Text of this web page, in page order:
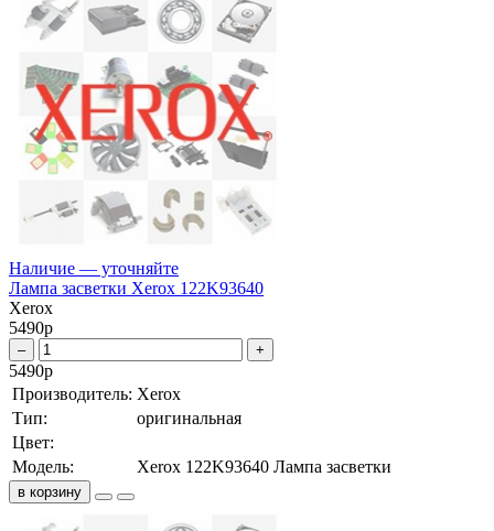
Наличие — уточняйте
Лампа засветки Xerox 122K93640
Xerox
5490р
– +
5490р
Производитель: Xerox
Тип:
оригинальная
Цвет:
Модель:
Xerox 122K93640 Лампа засветки
в корзину